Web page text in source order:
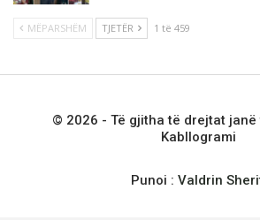
MËPARSHËM TJETËR 1 të 459
© 2026 - Të gjitha të drejtat
Kabllogrami
Punoi : Valdrin